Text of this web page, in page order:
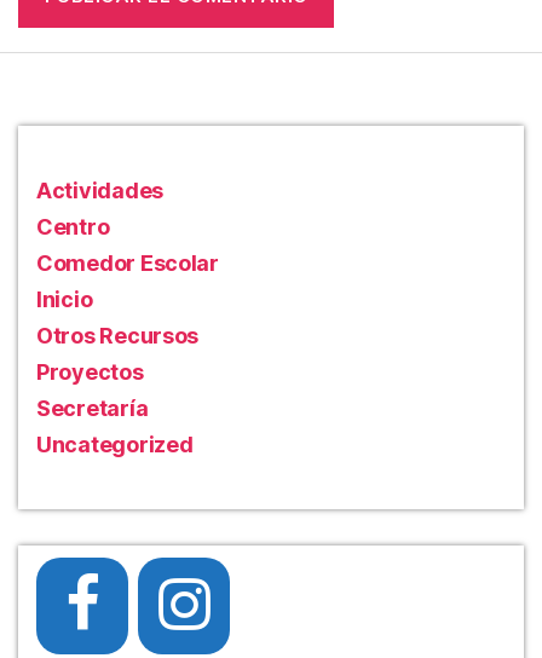
Actividades
Centro
Comedor Escolar
Inicio
Otros Recursos
Proyectos
Secretaría
Uncategorized